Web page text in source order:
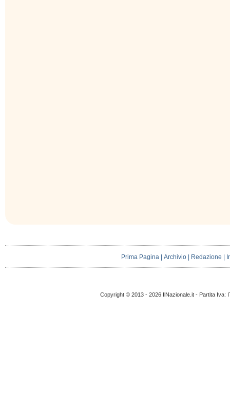
Prima Pagina |Archivio Redazione
Copyright © 2013 - 2026 IlNazionale.it - Partita Iva: